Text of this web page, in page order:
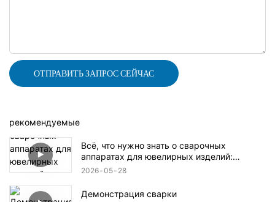
ОТПРАВИТЬ ЗАПРОС СЕЙЧАС
рекомендуемые
Всё, что нужно знать о сварочных
аппаратах для ювелирных изделий:
краткий обзор продукции.
2026 05 28
Демонстрация сварки